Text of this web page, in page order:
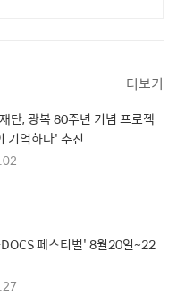
더보기
단, 광복 80주년 기념 프로젝
기억하다' 추진
페스티벌' 8월20일~22